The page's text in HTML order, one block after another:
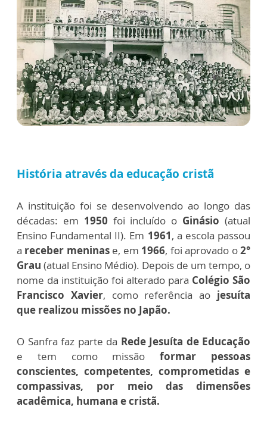
História através da educação cristã
A instituição foi se desenvolvendo ao longo das
décadas: em 1950 foi incluído o Ginásio (atual
Ensino Fundamental II). Em 1961, a escola passou
a receber meninase, em 1966, foi aprovado o2°
Grau (atual Ensino Médio). Depois de um tempo, o
nome da instituição foi alterado para Colégio São
Francisco Xavier, como referência ao jesuíta
que realizou missões no Japão.
O Sanfra faz parte da Rede Jesuíta de Educação
e tem como missãoformar pessoas
conscientes, competentes, comprometidas e
compassivas, por meio das dimensões
acadêmica, humana e cristã.